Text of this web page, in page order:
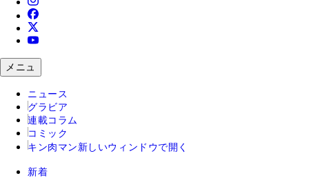
メニュ
ニュース
グラビア
連載コラム
コミック
キン肉マン 新しいウィンドウで開く
新着